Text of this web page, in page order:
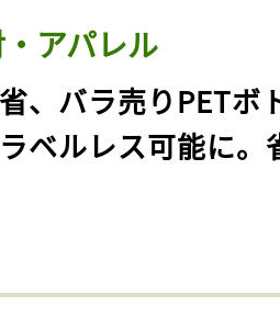
アパレル
、バラ売りPETボ
ベルレス可能に。